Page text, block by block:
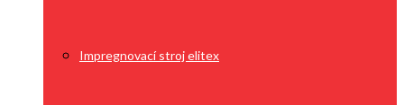
Impregnovací stroj elitex